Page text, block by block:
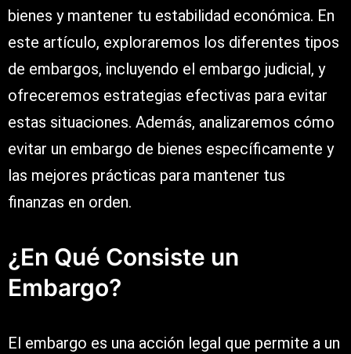
bienes y mantener tu estabilidad económica. En
este artículo, exploraremos los diferentes tipos
de embargos, incluyendo el embargo judicial, y
ofreceremos estrategias efectivas para evitar
estas situaciones. Además, analizaremos cómo
evitar un embargo de bienes específicamente y
las mejores prácticas para mantener tus
finanzas en orden.
¿En Qué Consiste un
Embargo?
El embargo es una acción legal que permite a un